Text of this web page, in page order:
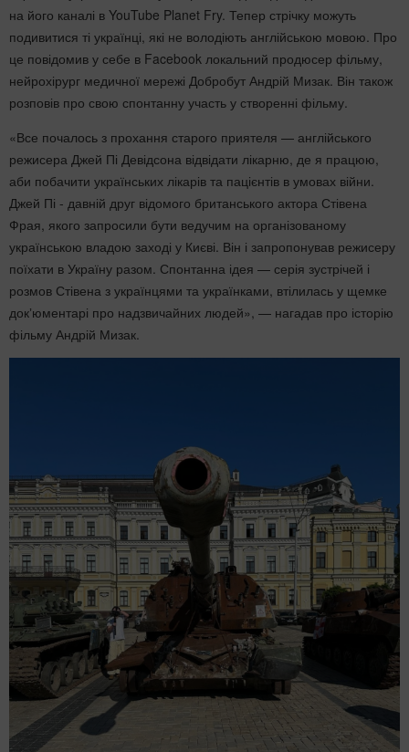
на його каналі в YouTube Planet Fry. Тепер стрічку можуть
подивитися ті українці, які не володіють англійською мовою. Про
це повідомив у себе в Facebook локальний продюсер фільму,
нейрохірург медичної мережі Добробут Андрій Мизак. Він також
розповів про свою спонтанну участь у створенні фільму.
«Все почалось з прохання старого приятеля — англійського
режисера Джей Пі Девідсона відвідати лікарню, де я працюю,
аби побачити українських лікарів та пацієнтів в умовах війни.
Джей Пі - давній друг відомого британського актора Стівена
Фрая, якого запросили бути ведучим на організованому
українською владою заході у Києві. Він і запропонував режисеру
поїхати в Україну разом. Спонтанна ідея — серія зустрічей і
розмов Стівена з українцями та українками, втілилась у щемке
докʼюментарі про надзвичайних людей», — нагадав про історію
фільму Андрій Мизак.